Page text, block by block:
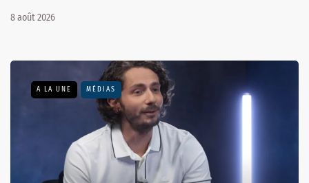
8 août 2026
A LA UNE MÉDIAS